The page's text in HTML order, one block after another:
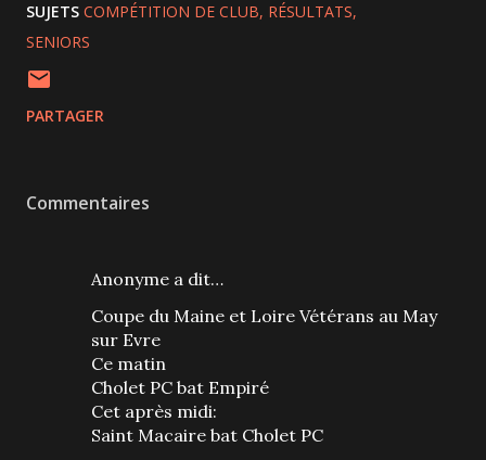
SUJETS COMPÉTITION DE CLUB RÉSULTATS
SENIORS
PARTAGER
Commentaires
Anonyme a dit…
Coupe du Maine et Loire Vétérans au May
sur Evre
Ce matin
Cholet PC bat Empiré
Cet après midi:
Saint Macaire bat Cholet PC